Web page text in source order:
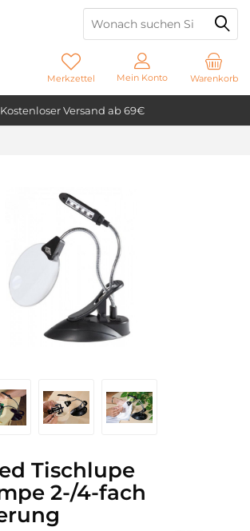
Kostenloser Versand ab 69€
Warenkorb
Merkzettel Mein Konto
Tischlupe
2-/4-fach